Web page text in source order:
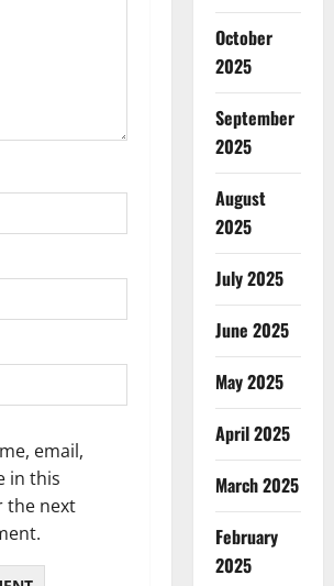
email,
in this
the next
October
2025
September
2025
August
2025
July 2025
June 2025
May 2025
April 2025
March 2025
February
2025